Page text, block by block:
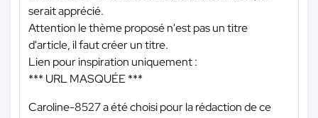
serait apprécié.
Attention le thème proposé n'est pas un titre
d'article, il faut créer un titre.
Lien pour inspiration uniquement :
*** URL MASQUÉE ***
Caroline-8527 a été choisi pour la rédaction de ce